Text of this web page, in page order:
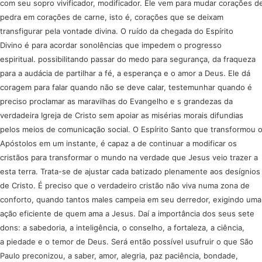
com seu sopro vivificador, modificador. Ele vem para mudar corações
pedra em corações de carne, isto é, corações que se deixam
transfigurar pela vontade divina. O ruído da chegada do Espírito
Divino é para acordar sonolências que impedem o progresso
espiritual. possibilitando passar do medo para segurança, da fraqueza
para a audácia de partilhar a fé, a esperança e o amor a Deus. Ele dá
coragem para falar quando não se deve calar, testemunhar quando é
preciso proclamar as maravilhas do Evangelho e s grandezas da
verdadeira Igreja de Cristo sem apoiar as misérias morais difundias
pelos meios de comunicação social. O Espírito Santo que transformou
Apóstolos em um instante, é capaz a de continuar a modificar os
cristãos para transformar o mundo na verdade que Jesus veio trazer a
esta terra. Trata-se de ajustar cada batizado plenamente aos desígnios
de Cristo. É preciso que o verdadeiro cristão não viva numa zona de
conforto, quando tantos males campeia em seu derredor, exigindo uma
ação eficiente de quem ama a Jesus. Daí a importância dos seus sete
dons: a sabedoria, a inteligência, o conselho, a fortaleza, a ciência,
a piedade e o temor de Deus. Será então possível usufruir o que São
Paulo preconizou, a saber, amor, alegria, paz paciência, bondade,